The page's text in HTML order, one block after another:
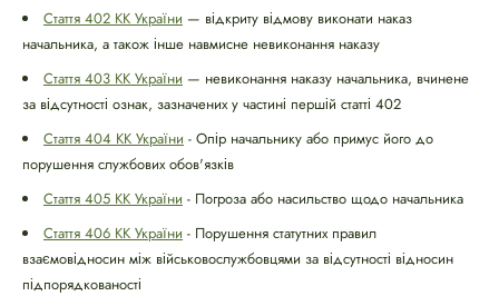
Стаття 402 КК України — відкриту відмову виконати наказ
начальника, а також інше навмисне невиконання наказу
Стаття 403 КК України — невиконання наказу начальника, вчинене
за відсутності ознак, зазначених у частині першій статті 402
Стаття 404 КК України - Опір начальнику або примус його до
порушення службових обов'язків
Стаття 405 КК України - Погроза або насильство щодо начальника
Стаття 406 КК України - Порушення статутних правил
взаємовідносин між військовослужбовцями за відсутності відносин
підпорядкованості